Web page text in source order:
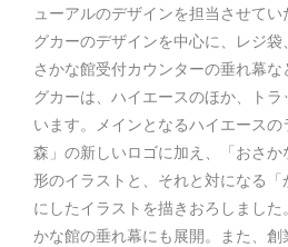
ューアルのデザインを担当させて
グカーのデザインを中心に、レジ
さかな館受付カウンターの垂れ幕
グカーは、ハイエースのほか、ト
います。メインとなるハイエース
森」の新しいロゴに加え、「おさ
形のイラストと、それと対になる
にしたイラストを描きおろしまし
かな館の垂れ幕にも展開。また、